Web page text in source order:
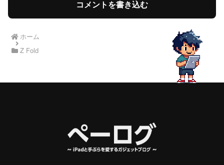
コメントを書き込む
ホーム
Z Fold